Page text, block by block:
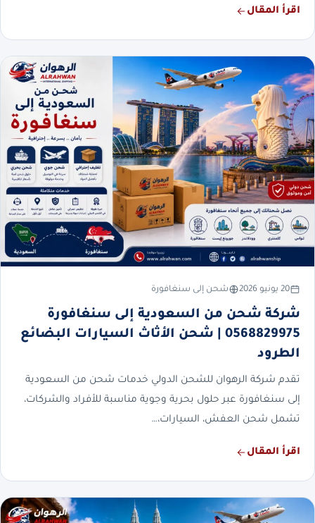
اقرأ المقال
20 يونيو 2026 شحن إلى سنغافورة
شركة شحن من السعودية إلى سنغافورة
0568829975 | شحن الأثاث السيارات البضائع
الطرود
تقدم شركة الرهوان للشحن الدولي خدمات شحن من السعودية
إلى سنغافورة عبر حلول بحرية وجوية مناسبة للأفراد والشركات،
تشمل شحن العفش، السيارات،…
اقرأ المقال